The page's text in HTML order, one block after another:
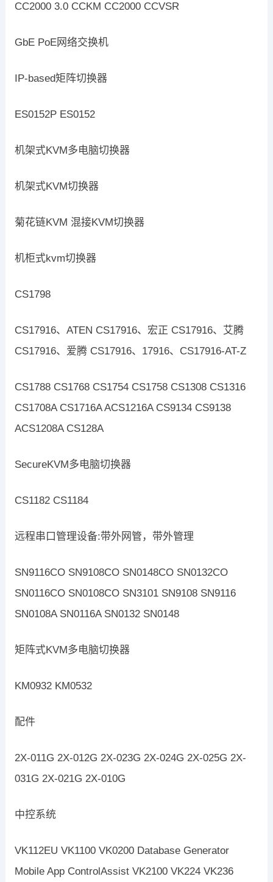
CC2000 3.0 CCKM CC2000 CCVSR
GbE PoE网络交换机
IP-based矩阵切换器
ES0152P ES0152
机架式KVM多电脑切换器
机架式KVM切换器
菊花链KVM 混接KVM切换器
机柜式kvm切换器
CS1798
CS17916、ATEN CS17916、宏正 CS17916、艾腾
CS17916、爱腾 CS17916、17916、CS17916-AT-Z
CS1788 CS1768 CS1754 CS1758 CS1308 CS1316
CS1708A CS1716A ACS1216A CS9134 CS9138
ACS1208A CS128A
SecureKVM多电脑切换器
CS1182 CS1184
远程串口管理设备:带外网管，带外管理
SN9116CO SN9108CO SN0148CO SN0132CO
SN0116CO SN0108CO SN3101 SN9108 SN9116
SN0108A SN0116A SN0132 SN0148
矩阵式KVM多电脑切换器
KM0932 KM0532
配件
2X-011G 2X-012G 2X-023G 2X-024G 2X-025G 2X-
031G 2X-021G 2X-010G
中控系统
VK112EU VK1100 VK0200 Database Generator
Mobile App ControlAssist VK2100 VK224 VK236